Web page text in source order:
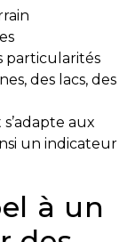
particularités
des lacs, des
aux
un indicateur
à un